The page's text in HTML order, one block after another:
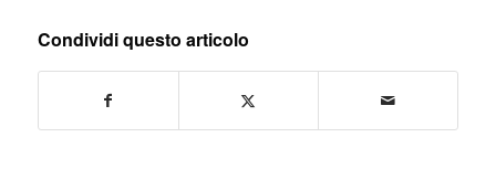
Condividi questo articolo